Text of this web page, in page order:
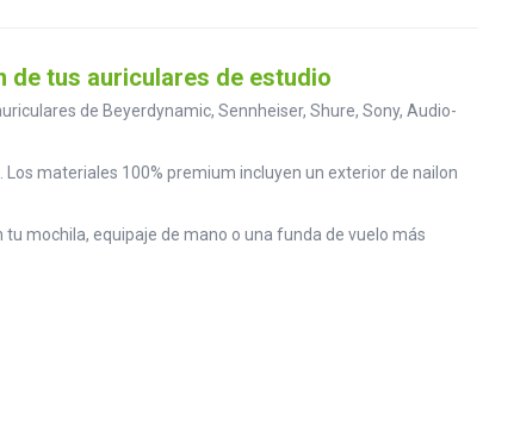
de tus auriculares de estudio
de Beyerdynamic, Sennheiser, Shure, Sony, Audio-
materiales 100% premium incluyen un exterior de nailon
mochila, equipaje de mano o una funda de vuelo más